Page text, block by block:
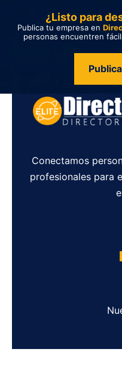
¿Listo para
Publica tu empresa en
personas encuentren
Conectamos
profesionales para